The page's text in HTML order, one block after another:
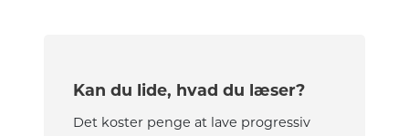
Kan du lide, hvad du læser?
Det koster penge at lave progressiv